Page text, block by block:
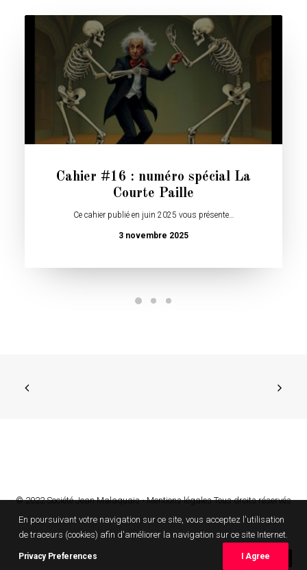
Cahier #16 : numéro spécial La
Courte Paille
Ce cahier publié en juin 2025 vous présente…
3 novembre 2025
© 2022 Société Jean Malaquais •Mentions légales Tous droits réservés
En poursuivant votre navigation sur ce site, vous acceptez l'utilisation
de traceurs (cookies) afin d'améliorer la navigation sur ce site Internet.
Privacy Preferences I Agree